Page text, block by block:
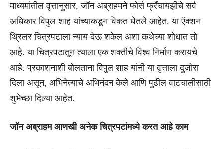
माध्यमांतील वृत्तानुसार, जॉन अब्राहमने फोर्स फ्रँचायझीचे सर्व
अधिकार विपुल शाह यांच्याकडून विकत घेतले आहेत. या ऍक्शन
थ्रिलर चित्रपटाला न्याय देऊ शकेल अशा कथेच्या शोधात तो
आहे. या चित्रपटातून त्याला एक शक्तीचे विश्व निर्माण करायचे
आहे. प्रकाशनाशी बोलताना विपुल शाह यांनी या वृत्ताला दुजोरा
दिला असून, अभिनेत्याचे अभिनंदन केले आणि पुढील वाटचालीसाठी
शुभेच्छा दिल्या आहेत.
जॉन अब्राहम आणखी अनेक चित्रपटांमध्ये करत आहे काम